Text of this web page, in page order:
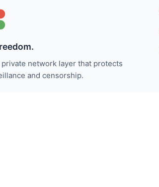
network layer that protects
and censorship.